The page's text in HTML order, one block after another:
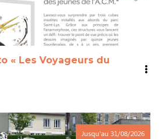
« Les Voyageurs du
Jusqu'au 31/08/2026